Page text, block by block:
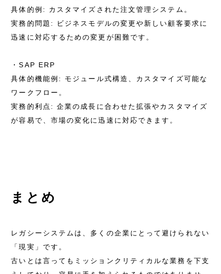
具体的例: カスタマイズされた注文管理システム。
実務的問題: ビジネスモデルの変更や新しい顧客要求に
迅速に対応するための変更が困難です。
・SAP ERP
具体的機能例: モジュール式構造、カスタマイズ可能な
ワークフロー。
実務的利点: 企業の成長に合わせた拡張やカスタマイズ
が容易で、市場の変化に迅速に対応できます。
まとめ
レガシーシステムは、多くの企業にとって避けられない
「現実」です。
古いとは言ってもミッションクリティカルな業務を下支